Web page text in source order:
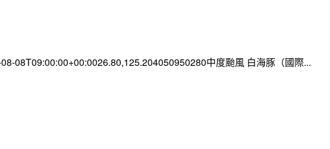
08T09:00:00+00:0026.80,125.204050950280中度颱風 白海豚（國際...